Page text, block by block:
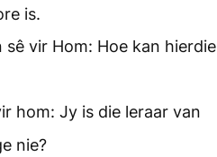
is.
vir Hom: Hoe kan hierdie
hom: Jy is die leraar van
nie?